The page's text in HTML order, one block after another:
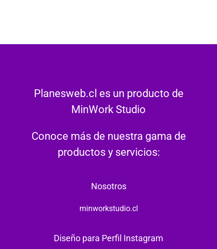
Planesweb.cl es un producto de
MinWork Studio
Conoce más de nuestra gama de
productos y servicios:
Nosotros
minworkstudio.cl
Diseño para Perfil Instagram